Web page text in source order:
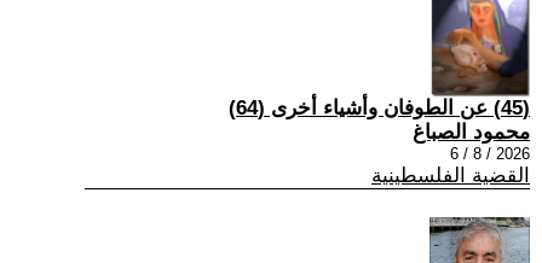
(45) عن الطوفان وأشياء أخرى (64)
محمود الصباغ
2026 / 8 / 6
القضية الفلسطينية